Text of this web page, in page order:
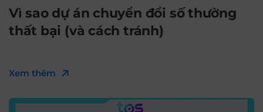
Vì sao dự án chuyển đổi số thường
thất bại (và cách tránh)
Xem thêm